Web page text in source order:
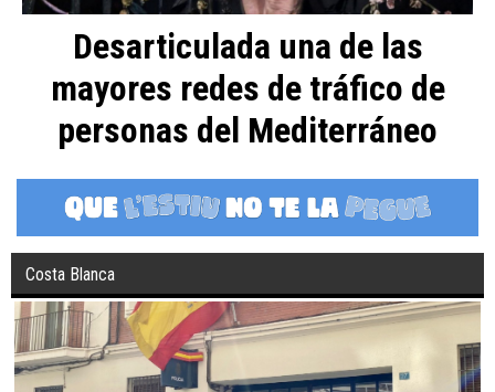
Desarticulada una de las
mayores redes de tráfico de
personas del Mediterráneo
Costa Blanca